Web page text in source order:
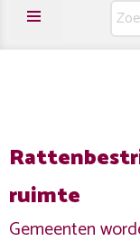
ruimte
Gemeenten